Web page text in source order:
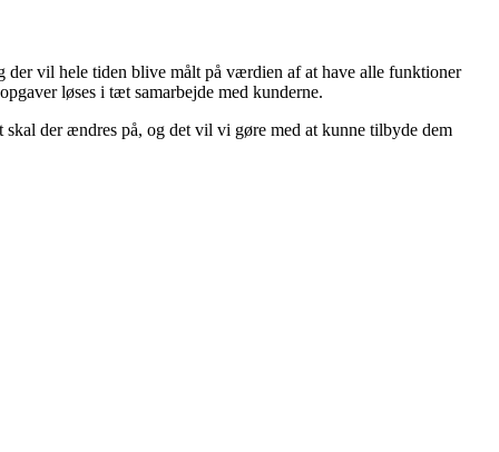
der vil hele tiden blive målt på værdien af at have alle funktioner
løses i tæt samarbejde med kunderne.
der ændres på, og det vil vi gøre med at kunne tilbyde dem